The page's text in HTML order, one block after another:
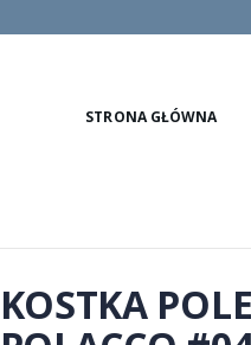
STRONA GŁÓWNA
KOSTKA